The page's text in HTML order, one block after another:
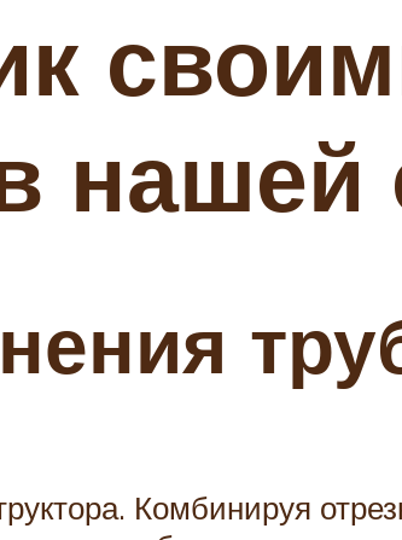
нашей
Комбинируя